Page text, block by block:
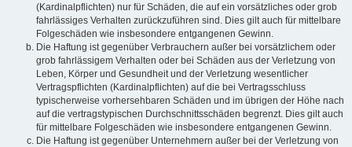
(Kardinalpflichten) nur für Schäden, die auf ein vorsätzliches oder grob
fahrlässiges Verhalten zurückzuführen sind. Dies gilt auch für mittelbare
Folgeschäden wie insbesondere entgangenen Gewinn.
Die Haftung ist gegenüber Verbrauchern außer bei vorsätzlichem oder
grob fahrlässigem Verhalten oder bei Schäden aus der Verletzung von
Leben, Körper und Gesundheit und der Verletzung wesentlicher
Vertragspflichten (Kardinalpflichten) auf die bei Vertragsschluss
typischerweise vorhersehbaren Schäden und im übrigen der Höhe nach
auf die vertragstypischen Durchschnittsschäden begrenzt. Dies gilt auch
für mittelbare Folgeschäden wie insbesondere entgangenen Gewinn.
Die Haftung ist gegenüber Unternehmern außer bei der Verletzung von